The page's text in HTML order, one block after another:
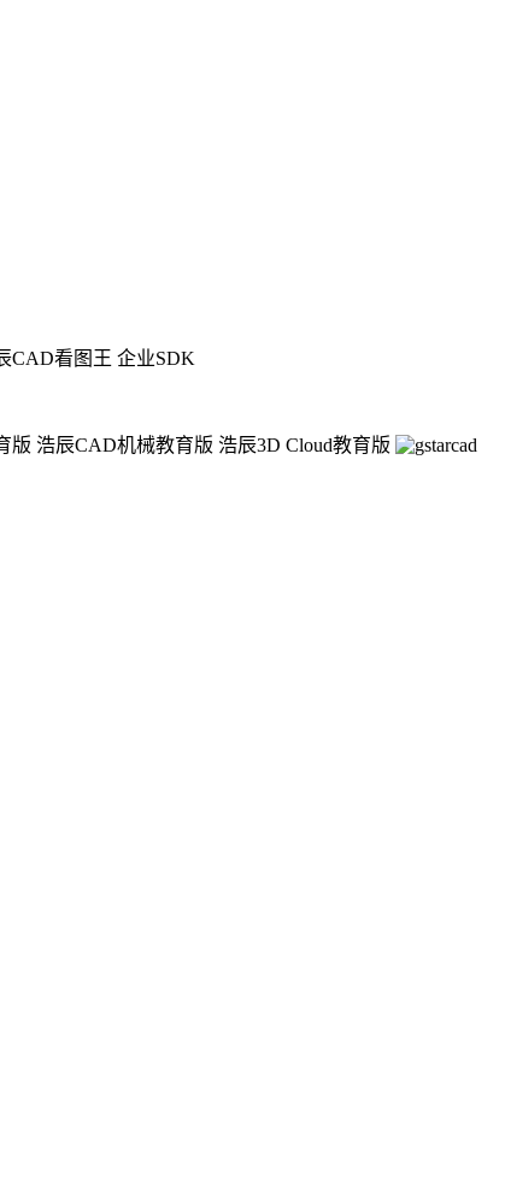
CAD看图王 企业SDK
版 浩辰CAD机械教育版 浩辰3D Cloud教育版